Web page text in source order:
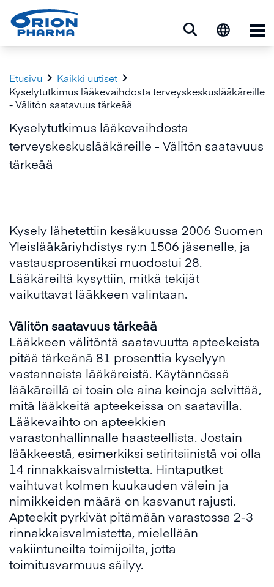
Etusivu  Kaikki uutiset 
Kyselytutkimus lääkevaihdosta terveyskeskuslääkäreille
- Välitön saatavuus tärkeää
Kyselytutkimus lääkevaihdosta
terveyskeskuslääkäreille - Välitön saatavuus
tärkeää
Kysely lähetettiin kesäkuussa 2006 Suomen
Yleislääkäriyhdistys ry:n 1506 jäsenelle, ja
vastausprosentiksi muodostui 28.
Lääkäreiltä kysyttiin, mitkä tekijät
vaikuttavat lääkkeen valintaan.
Välitön saatavuus tärkeää
Lääkkeen välitöntä saatavuutta apteekeista
pitää tärkeänä 81 prosenttia kyselyyn
vastanneista lääkäreistä. Käytännössä
lääkäreillä ei tosin ole aina keinoja selvittää,
mitä lääkkeitä apteekeissa on saatavilla.
Lääkevaihto on apteekkien
varastonhallinnalle haasteellista. Jostain
lääkkeestä, esimerkiksi setiritsiinistä voi olla
14 rinnakkaisvalmistetta. Hintaputket
vaihtuvat kolmen kuukauden välein ja
nimikkeiden määrä on kasvanut rajusti.
Apteekit pyrkivät pitämään varastossa 2-3
rinnakkaisvalmistetta, mielellään
vakiintuneilta toimijoilta, jotta
toimitusvarmuus säilyy.